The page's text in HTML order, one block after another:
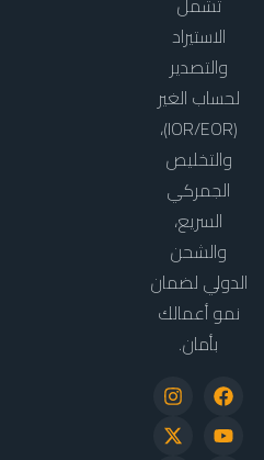
الاستيراد
والتصدير
لحساب الغير
(IOR/EOR)،
والتخليص
الجمركي
السريع،
والشحن
الدولي لضمان
نمو أعمالك
بأمان.